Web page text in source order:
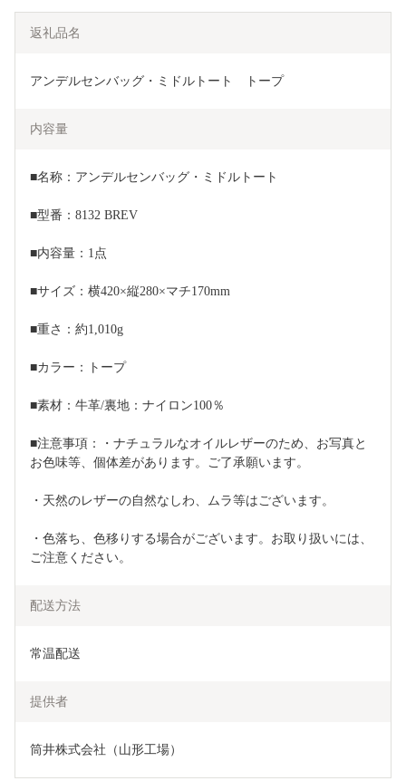
返礼品名
アンデルセンバッグ・ミドルトート　トープ
内容量
■名称：アンデルセンバッグ・ミドルトート
■型番：8132 BREV
■内容量：1点
■サイズ：横420×縦280×マチ170mm
■重さ：約1,010g
■カラー：トープ
■素材：牛革/裏地：ナイロン100％
■注意事項：・ナチュラルなオイルレザーのため、お写真と
お色味等、個体差があります。ご了承願います。
・天然のレザーの自然なしわ、ムラ等はございます。
・色落ち、色移りする場合がございます。お取り扱いには、
ご注意ください。
配送方法
常温配送
提供者
筒井株式会社（山形工場）